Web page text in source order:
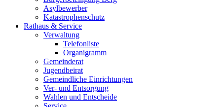
Asylbewerber
Katastrophenschutz
Rathaus & Service
Verwaltung
Telefonliste
Organigramm
Gemeinderat
Jugendbeirat
Gemeindliche Einrichtungen
Ver- und Entsorgung
Wahlen und Entscheide